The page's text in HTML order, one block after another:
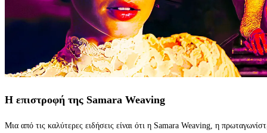
Η επιστροφή της Samara Weaving
Μια από τις καλύτερες ειδήσεις είναι ότι η Samara Weaving, η